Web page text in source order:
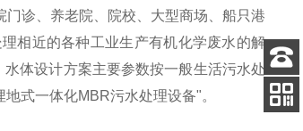
诊、养老院、院校、大型商场、船只港
相近的各种工业生产有机化学废水的解
体设计方案主要参数按一般生活污水处
式一体化MBR污水处理设备"。
客服
电话